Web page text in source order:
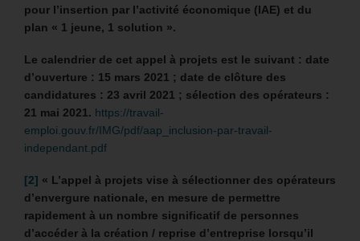
pour l’insertion par l’activité économique (IAE) et du
plan « 1 jeune, 1 solution ».
Le calendrier de cet appel à projets est le suivant : date
d’ouverture : 15 mars 2021 ; date de clôture des
candidatures : 23 avril 2021 ; sélection des opérateurs :
21 mai 2021. https://travail-
emploi.gouv.fr/IMG/pdf/aap_inclusion-par-travail-
independant.pdf
[2] « L’appel à projets vise à sélectionner des opérateurs
d’envergure nationale, en mesure de permettre
rapidement à un nombre significatif de personnes
d’accéder à la création / reprise d’entreprise lorsqu’il